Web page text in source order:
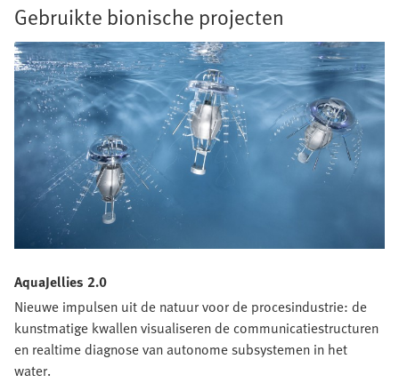
Gebruikte bionische projecten
AquaJellies 2.0
Nieuwe impulsen uit de natuur voor de procesindustrie: de
kunstmatige kwallen visualiseren de communicatiestructuren
en realtime diagnose van autonome subsystemen in het
water.